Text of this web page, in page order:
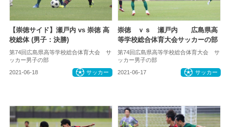
【崇徳サイド】瀬戸内 vs 崇徳 高
校総体 (男子：決勝)
第74回広島県高等学校総合体育大会 サ
ッカー男子の部
2021-06-18 サッカー
崇徳 ｖｓ 瀬戸内 広島県高
等学校総合体育大会サッカーの部
第74回広島県高等学校総合体育大会 サ
ッカー男子の部
2021-06-17 サッカー